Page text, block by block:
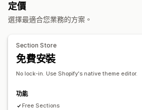
媒體稿頁面
自訂頁面
管理頁面
編輯工具 範本
定價
選擇最適合您業務的方案。
Section Store
免費安裝
No lock-in. Use Shopify's native theme editor.
功能
Free Sections